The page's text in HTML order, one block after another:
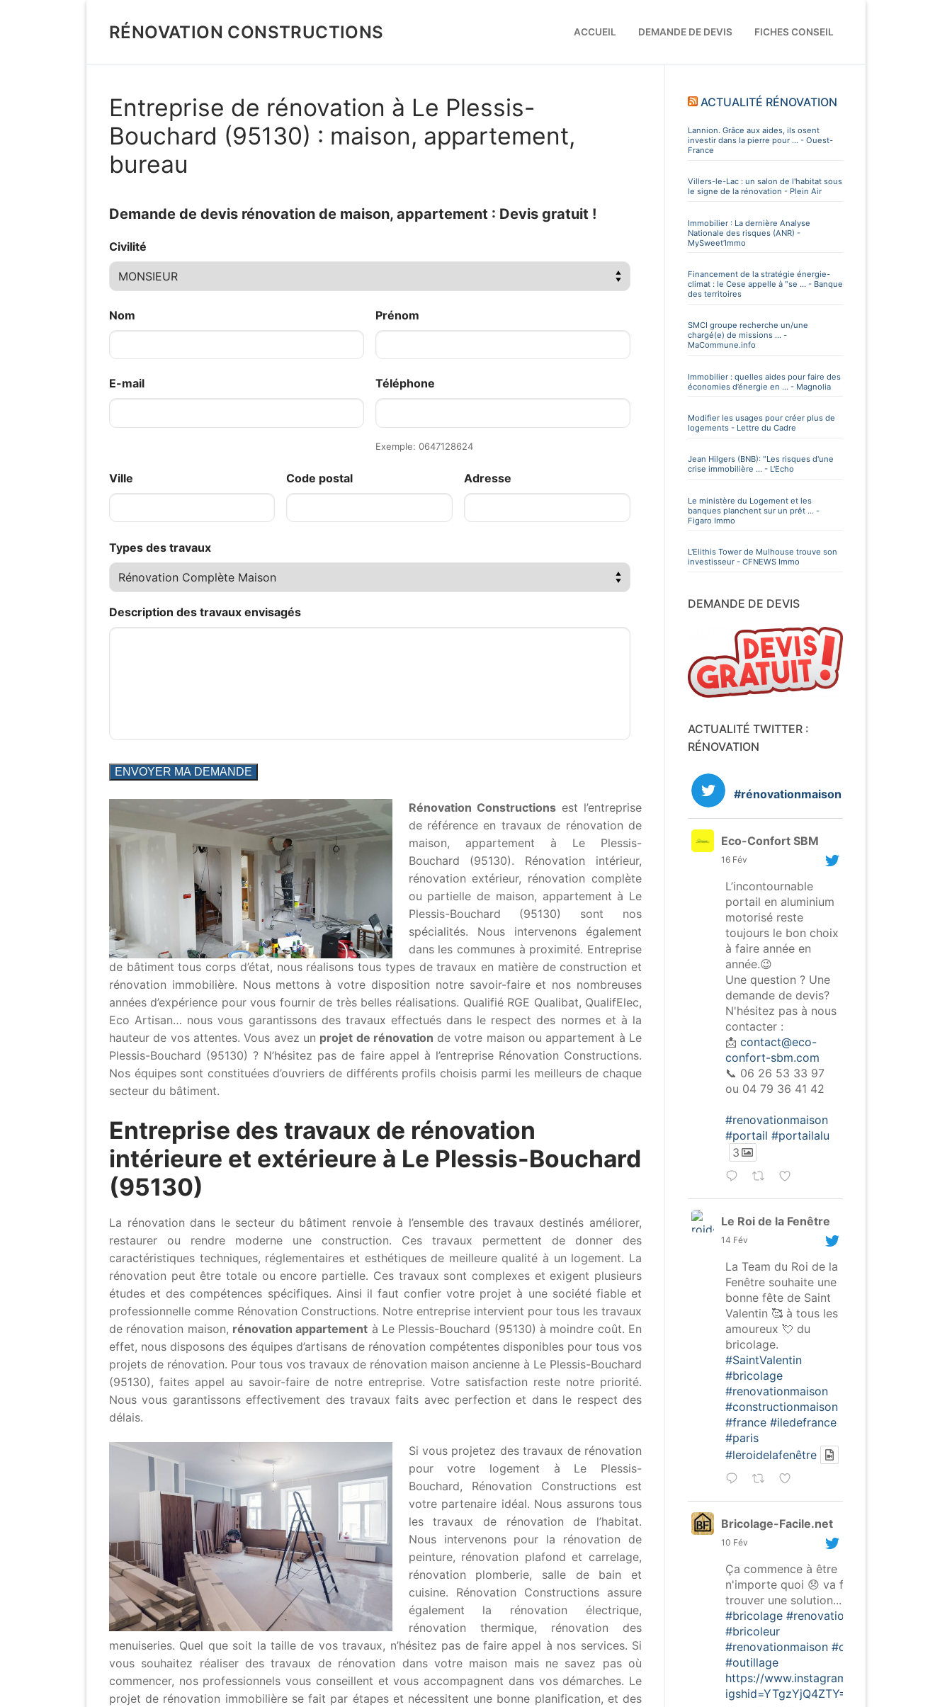
RÉNOVATION CONSTRUCTIONS ACCUEIL DEMANDE DE DEVIS FICHES CONSEIL
Entreprise de rénovation à Le Plessis-
Bouchard (95130) : maison, appartement,
bureau
Demande de devis rénovation de maison, appartement : Devis gratuit !
Civilité
Nom Prénom
E-mail Téléphone
Exemple: 0647128624
Ville Code postal Adresse
Types des travaux
Description des travaux envisagés
Rénovation Constructionsest l’entreprise
de référence en travaux de rénovation de
maison, appartement à Le Plessis-
Bouchard (95130). Rénovation intérieur,
rénovation extérieur, rénovation complète
ou partielle de maison, appartement à Le
Plessis-Bouchard (95130) sont nos
spécialités. Nous intervenons également
dans les communes à proximité. Entreprise
de bâtiment tous corps d’état, nous réalisons tous types de travaux en matière de construction et
rénovation immobilière. Nous mettons à votre disposition notre savoir-faire et nos nombreuses
années d’expérience pour vous fournir de très belles réalisations. Qualifié RGE Qualibat, QualifElec,
Eco Artisan… nous vous garantissons des travaux effectués dans le respect des normes et à la
hauteur de vos attentes. Vous avez un projet de rénovation de votre maison ou appartement à Le
Plessis-Bouchard (95130) ? N’hésitez pas de faire appel à l’entreprise Rénovation Constructions.
Nos équipes sont constituées d’ouvriers de différents profils choisis parmi les meilleurs de chaque
secteur du bâtiment.
Entreprise des travaux de rénovation
intérieure et extérieure à Le Plessis-Bouchard
(95130)
La rénovation dans le secteur du bâtiment renvoie à l’ensemble des travaux destinés améliorer,
restaurer ou rendre moderne une construction. Ces travaux permettent de donner des
caractéristiques techniques, réglementaires et esthétiques de meilleure qualité à un logement. La
rénovation peut être totale ou encore partielle. Ces travaux sont complexes et exigent plusieurs
études et des compétences spécifiques. Ainsi il faut confier votre projet à une société fiable et
professionnelle comme Rénovation Constructions. Notre entreprise intervient pour tous les travaux
de rénovation maison, rénovation appartement à Le Plessis-Bouchard (95130) à moindre coût. En
effet, nous disposons des équipes d’artisans de rénovation compétentes disponibles pour tous vos
projets de rénovation. Pour tous vos travaux de rénovation maison ancienne à Le Plessis-Bouchard
(95130), faites appel au savoir-faire de notre entreprise. Votre satisfaction reste notre priorité.
Nous vous garantissons effectivement des travaux faits avec perfection et dans le respect des
délais.
Si vous projetez des travaux de rénovation
pour votre logement à Le Plessis-
Bouchard, Rénovation Constructions est
votre partenaire idéal. Nous assurons tous
les travaux de rénovation de l’habitat.
Nous intervenons pour la rénovation de
peinture, rénovation plafond et carrelage,
rénovation plomberie, salle de bain et
cuisine. Rénovation Constructions assure
également la rénovation électrique,
rénovation thermique, rénovation des
menuiseries. Quel que soit la taille de vos travaux, n’hésitez pas de faire appel à nos services. Si
vous souhaitez réaliser des travaux de rénovation dans votre maison mais ne savez pas où
commencer, nos professionnels vous conseillent et vous accompagnent dans vos démarches. Le
projet de rénovation immobilière se fait par étapes et nécessitent une bonne planification, et des
ACTUALITÉ RÉNOVATION
Lannion. Grâce aux aides, ils osent
investir dans la pierre pour ... - Ouest-
France
Villers-le-Lac : un salon de l'habitat sous
le signe de la rénovation - Plein Air
Immobilier : La dernière Analyse
Nationale des risques (ANR) -
MySweet’Immo
Financement de la stratégie énergie-
climat : le Cese appelle à "se ... - Banque
des territoires
SMCI groupe recherche un/une
chargé(e) de missions ... -
MaCommune.info
Immobilier : quelles aides pour faire des
économies d’énergie en ... - Magnolia
Modifier les usages pour créer plus de
logements - Lettre du Cadre
Jean Hilgers (BNB): "Les risques d'une
crise immobilière ... - L'Echo
Le ministère du Logement et les
banques planchent sur un prêt ... -
Figaro Immo
L'Elithis Tower de Mulhouse trouve son
investisseur - CFNEWS Immo
DEMANDE DE DEVIS
ACTUALITÉ TWITTER :
RÉNOVATION
#rénovationmaison
Eco-Confort SBM
16 Fév
L’incontournable
portail en aluminium
motorisé reste
toujours le bon choix
à faire année en
année.😉
Une question ? Une
demande de devis?
N'hésitez pas à nous
contacter :
📩 contact@eco-
confort-sbm.com
📞 06 26 53 33 97
ou 04 79 36 41 42
#renovationmaison
#portail #portailalu
3
Le Roi de la Fenêtre
14 Fév
La Team du Roi de la
Fenêtre souhaite une
bonne fête de Saint
Valentin 🥰 à tous les
amoureux 💘 du
bricolage.
#SaintValentin
#bricolage
#renovationmaison
#constructionmaison
#france #iledefrance
#paris
#leroidelafenêtre
Bricolage-Facile.net
10 Fév
Ça commence à être
n'importe quoi 😞 va falloir
trouver une solution...
#bricolage #renovation
#bricoleur
#renovationmaison #outils
#outillage
https://www.instagram.com/p/
igshid=YTgzYjQ4ZTY=